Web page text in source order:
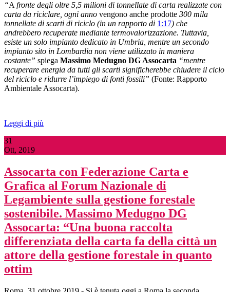
“A fronte degli oltre 5,5 milioni di tonnellate di carta realizzate con
carta da riciclare, ogni anno vengono anche prodotte 300 mila
tonnellate di scarti di riciclo (in un rapporto di 1:17) che
andrebbero recuperate mediante termovalorizzazione. Tuttavia,
esiste un solo impianto dedicato in Umbria, mentre un secondo
impianto sito in Lombardia non viene utilizzato in maniera
costante” spiega Massimo Medugno DG Assocarta “mentre
recuperare energia da tutti gli scarti significherebbe chiudere il ciclo
del riciclo e ridurre l’impiego di fonti fossili” (Fonte: Rapporto
Ambientale Assocarta).
Leggi di più
31
Ott, 2019
Assocarta con Federazione Carta e
Grafica al Forum Nazionale di
Legambiente sulla gestione forestale
sostenibile. Massimo Medugno DG
Assocarta: “Una buona raccolta
differenziata della carta fa della città un
attore della gestione forestale in quanto
ottim